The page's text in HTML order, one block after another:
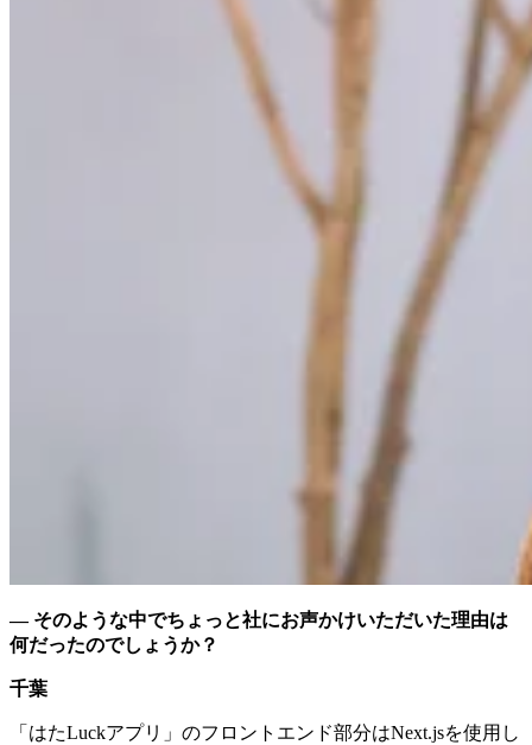
— そのような中でちょっと社にお声かけいただいた理由は
何だったのでしょうか？
千葉
「はたLuckアプリ」のフロントエンド部分はNext.jsを使用し